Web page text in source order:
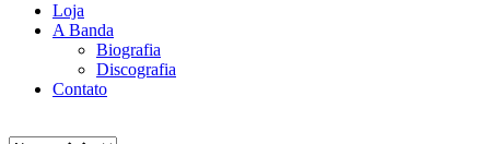
Loja
A Banda
Biografia
Discografia
Contato